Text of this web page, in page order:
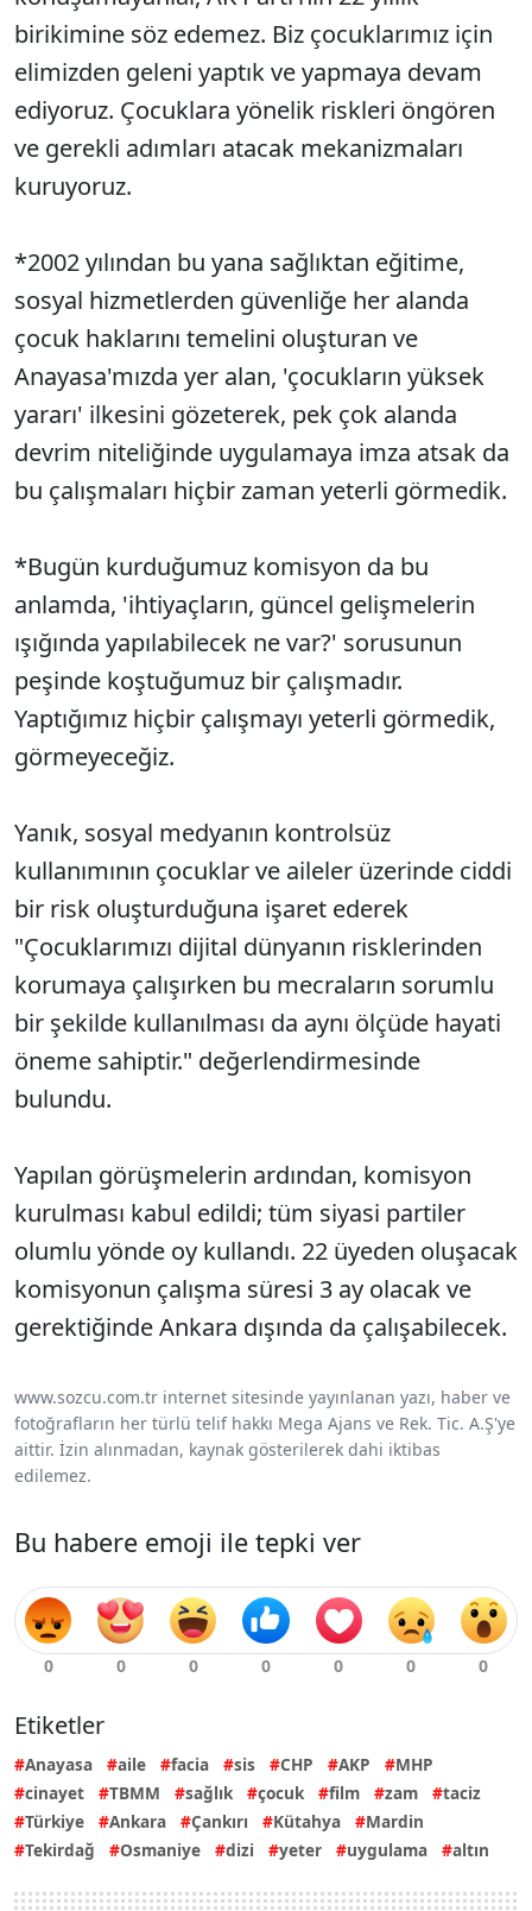
birikimine söz edemez. Biz çocuklarımız için
elimizden geleni yaptık ve yapmaya devam
ediyoruz. Çocuklara yönelik riskleri öngören
ve gerekli adımları atacak mekanizmaları
kuruyoruz.
*2002 yılından bu yana sağlıktan eğitime,
sosyal hizmetlerden güvenliğe her alanda
çocuk haklarını temelini oluşturan ve
Anayasa'mızda yer alan, 'çocukların yüksek
yararı' ilkesini gözeterek, pek çok alanda
devrim niteliğinde uygulamaya imza atsak da
bu çalışmaları hiçbir zaman yeterli görmedik.
*Bugün kurduğumuz komisyon da bu
anlamda, 'ihtiyaçların, güncel gelişmelerin
ışığında yapılabilecek ne var?' sorusunun
peşinde koştuğumuz bir çalışmadır.
Yaptığımız hiçbir çalışmayı yeterli görmedik,
görmeyeceğiz.
Yanık, sosyal medyanın kontrolsüz
kullanımının çocuklar ve aileler üzerinde ciddi
bir risk oluşturduğuna işaret ederek
"Çocuklarımızı dijital dünyanın risklerinden
korumaya çalışırken bu mecraların sorumlu
bir şekilde kullanılması da aynı ölçüde hayati
öneme sahiptir." değerlendirmesinde
bulundu.
Yapılan görüşmelerin ardından, komisyon
kurulması kabul edildi; tüm siyasi partiler
olumlu yönde oy kullandı. 22 üyeden oluşacak
komisyonun çalışma süresi 3 ay olacak ve
gerektiğinde Ankara dışında da çalışabilecek.
www.sozcu.com.tr internet sitesinde yayınlanan yazı, haber ve
fotoğrafların her türlü telif hakkı Mega Ajans ve Rek. Tic. A.Ş'ye
aittir. İzin alınmadan, kaynak gösterilerek dahi iktibas
edilemez.
Bu habere emoji ile tepki ver
Etiketler
Anayasa aile facia sis CHP AKP
MHP
cinayet
TBMM sağlık çocuk film zam
taciz
Türkiye
Ankara Çankırı Kütahya
Mardin
Tekirdağ
Osmaniye dizi yeter uygulama altın